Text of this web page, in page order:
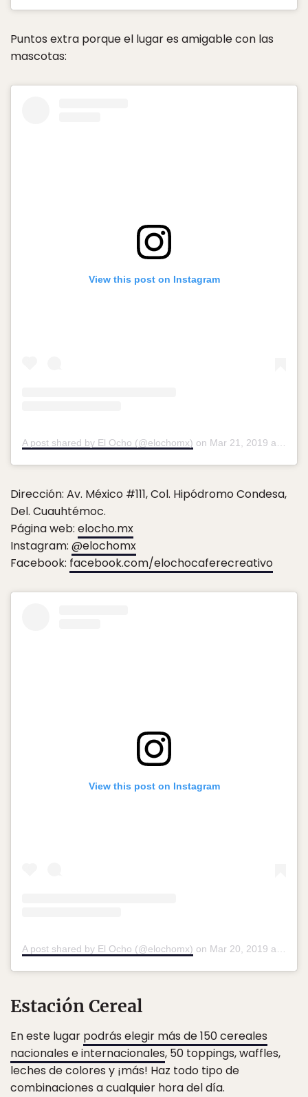
Puntos extra porque el lugar es amigable con las
mascotas:
View this post on Instagram
A post shared by El Ocho (@elochomx) on Mar 21, 2019 at 9:39am PDT
Dirección: Av. México #111, Col. Hipódromo Condesa,
Del. Cuauhtémoc.
Página web: elocho.mx
Instagram: @elochomx
Facebook: facebook.com/elochocaferecreativo
View this post on Instagram
A post shared by El Ocho (@elochomx) on Mar 20, 2019 at 4:14pm PDT
Estación Cereal
En este lugar podrás elegir más de 150 cereales
nacionales e internacionales, 50 toppings, waffles,
leches de colores y ¡más! Haz todo tipo de
combinaciones a cualquier hora del día.